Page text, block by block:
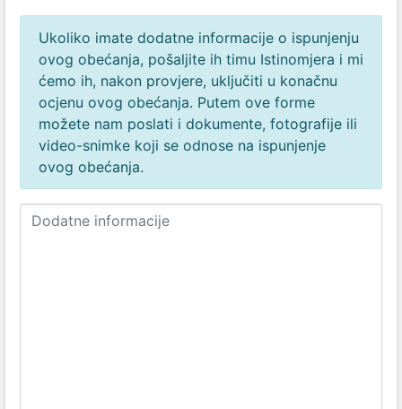
Ukoliko imate dodatne informacije o ispunjenju
ovog obećanja, pošaljite ih timu Istinomjera i mi
ćemo ih, nakon provjere, uključiti u konačnu
ocjenu ovog obećanja. Putem ove forme
možete nam poslati i dokumente, fotografije ili
video-snimke koji se odnose na ispunjenje
ovog obećanja.